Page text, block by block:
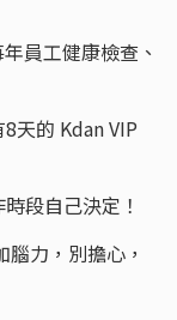
員工健康檢查、
天的 Kdan VIP
段自己決定！
力，別擔心，